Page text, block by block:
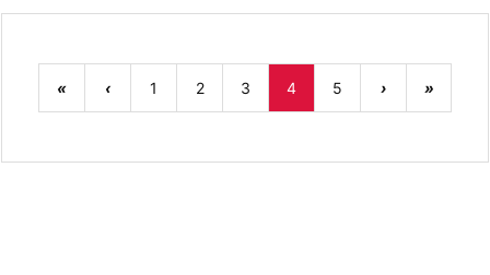
« ‹ 1 2 3 4 5 › »